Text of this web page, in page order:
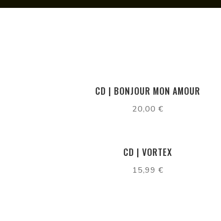
CD | BONJOUR MON AMOUR
20,00€
CD | VORTEX
15,99€